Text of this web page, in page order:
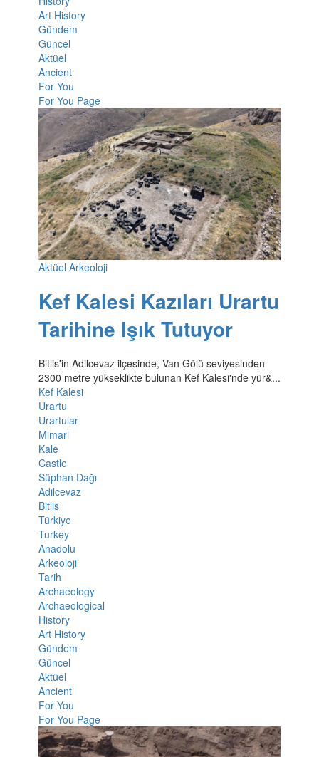
Art History
Gündem
Güncel
Aktüel
Ancient
For You
For You Page
Aktüel Arkeoloji
Kef Kalesi Kazıları Urartu
Tarihine Işık Tutuyor
Bitlis'in Adilcevaz ilçesinde, Van Gölü seviyesinden
2300 metre yükseklikte bulunan Kef Kalesi'nde yür&...
Kef Kalesi
Urartu
Urartular
Mimari
Kale
Castle
Süphan Dağı
Adilcevaz
Bitlis
Türkiye
Turkey
Anadolu
Arkeoloji
Tarih
Archaeology
Archaeological
History
Art History
Gündem
Güncel
Aktüel
Ancient
For You
For You Page